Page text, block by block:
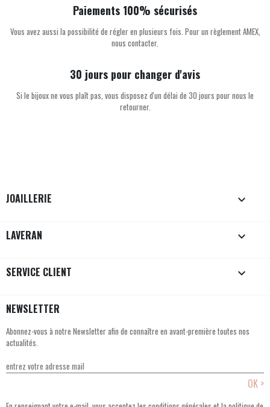
Paiements 100% sécurisés
Vous avez aussi la possibilité de régler en plusieurs fois. Pour un règlement AMEX,
nous contacter.
30 jours pour changer d'avis
Si le bijoux ne vous plaît pas, vous disposez d'un délai de 30 jours pour nous le
retourner.
JOAILLERIE 
LAVERAN 
SERVICE CLIENT 
NEWSLETTER
Abonnez-vous à notre Newsletter afin de connaître en avant-première toutes nos
actualités.